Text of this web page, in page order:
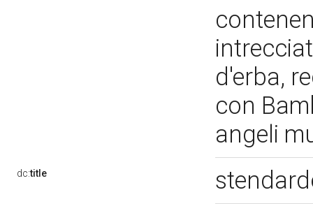
d'erba,
con
angeli
dc:title